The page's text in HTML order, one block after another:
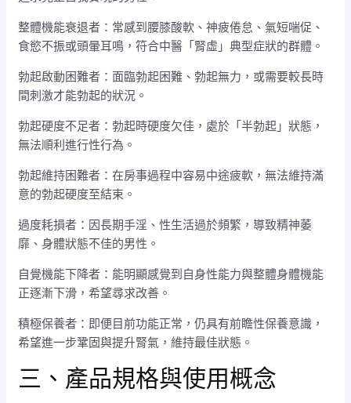
整體機能衰退者：常感到腰膝酸軟、神疲倦怠、氣短喘促、
食慾不振或頭暈耳鳴，符合中醫「腎虛」典型症狀的群體。
勃起啟動困難者：面臨勃起困難、勃起無力，或需要較長時
間刺激才能勃起的狀況。
勃起硬度不足者：勃起時硬度欠佳，處於「半勃起」狀態，
無法順利進行性行為。
勃起維持困難者：在房事過程中容易中途疲軟，無法維持滿
意的勃起硬度至結束。
過度耗損者：因長期手淫、性生活過於頻繁，導致精神萎
靡、身體狀態不佳的男性。
自覺機能下降者：能明顯感覺到自身性能力與整體身體機能
正逐漸下滑，希望尋求改善。
積極保養者：即便目前功能正常，仍具有前瞻性保養意識，
希望進一步鞏固與提升腎氣，維持最佳狀態。
三、產品規格與使用概念